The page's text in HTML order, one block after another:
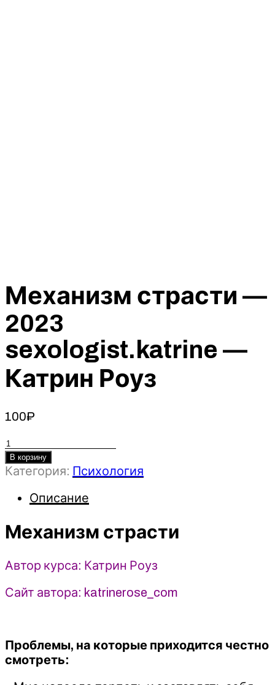
Механизм страсти —
2023
sexologist.katrine —
Катрин Роуз
100₽
Количество
товара
Механизм
sexologist.katrine
-
Роуз
В корзину
Категория: Психология
Описание
Механизм страсти
Автор курса: Катрин Роуз
Сайт автора: katrinerose_com
Проблемы, на которые приходится честно
смотреть: